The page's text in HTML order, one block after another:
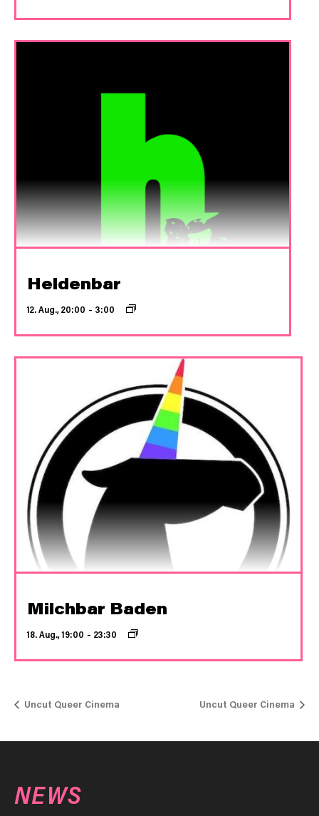
Heldenbar
12. Aug., 20:00 – 3:00
Milchbar Baden
18. Aug., 19:00 – 23:30
Uncut Queer Cinema Uncut Queer Cinema
NEWS